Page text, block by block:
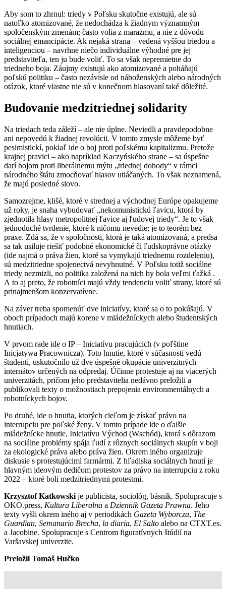
Aby som to zhrnul: triedy v Poľsku skutočne existujú, ale sú
natoľko atomizované, že nedochádza k žiadnym významným
spoločenským zmenám; často volia z marazmu, a nie z dôvodu
sociálnej emancipácie. Ak nejaká strana – vedená vyššou triedou a
inteligenciou – navrhne niečo individuálne výhodné pre jej
predstaviteľa, ten ju bude voliť. To sa však nepremietne do
triedneho boja. Záujmy existujú ako atomizované a poháňajú
poľskú politiku – často nezávisle od náboženských alebo národných
otázok, ktoré vlastne nie sú v konečnom hlasovaní také dôležité.
Budovanie medzitriednej solidarity
Na triedach teda záleží – ale nie úplne. Neviedli a pravdepodobne
ani nepovedú k žiadnej revolúcii. V tomto zmysle môžeme byť
pesimistickí, pokiaľ ide o boj proti poľskému kapitalizmu. Pretože
krajnej pravici – ako napríklad Kaczyńského strane – sa úspešne
darí bojom proti liberálnemu mýtu „triednej dohody“ v rámci
národného štátu zmocňovať hlasov utláčaných. To však neznamená,
že majú posledné slovo.
Samozrejme, klišé, ktoré v strednej a východnej Európe opakujeme
už roky, je snaha vybudovať „nekomunistickú ľavicu, ktorá by
zjednotila hlasy metropolitnej ľavice aj ľudovej triedy“. Je to však
jednoduché tvrdenie, ktoré k ničomu nevedie; je to teorém bez
praxe. Zdá sa, že v spoločnosti, ktorá je taká atomizovaná, a predsa
sa tak usiluje riešiť podobné ekonomické či ľudskoprávne otázky
(ide najmä o práva žien, ktoré sa vymykajú triednemu rozdeleniu),
sú medzitriedne spojenectvá nevyhnutné. V Poľsku totiž sociálne
triedy nezmizli, no politika založená na nich by bola veľmi ťažká .
A to aj preto, že robotníci majú vždy tendenciu voliť strany, ktoré sú
prinajmenšom konzervatívne.
Na záver treba spomenúť dve iniciatívy, ktoré sa o to pokúšajú. V
oboch prípadoch majú korene v mládežníckych alebo študentských
hnutiach.
V prvom rade ide o IP – Iniciatívu pracujúcich (v poľštine
Inicjatywa Pracownicza). Toto hnutie, ktoré v súčasnosti vedú
študenti, uskutočnilo už dve úspešné okupácie univerzitných
internátov určených na odpredaj. Účinne protestuje aj na viacerých
univerzitách, pričom jeho predstavitelia nedávno preložili a
publikovali texty o možnostiach prepojenia environmentálnych a
robotníckych bojov.
Po druhé, ide o hnutia, ktorých cieľom je získať právo na
interrupciu pre poľské ženy. V tomto prípade ide o ďalšie
mládežnícke hnutie, Iniciatívu Východ (Wschód), ktorá s dôrazom
na sociálne problémy spája ľudí z rôznych sociálnych skupín v boji
za ekologické práva alebo práva žien. Okrem iného organizuje
diskusie s protestujúcimi farmármi. Z hľadiska sociálnych hnutí je
hlavným ideovým dedičom protestov za právo na interrupciu z roku
2022 – ktoré boli medzitriednymi protestmi.
Krzysztof Katkowski je publicista, sociológ, básnik. Spolupracuje s
OKO.press, Kultura Liberalna a Dziennik Gazeta Prawna. Jeho
texty vyšli okrem iného aj v periodikách Gazeta Wyborcza, The
Guardian, Semanario Brecha, la diaria, El Salto alebo na CTXT.es.
a Jacobine. Spolupracuje s Centrom figuratívnych štúdií na
Varšavskej univerzite.
Preložil Tomáš Hučko